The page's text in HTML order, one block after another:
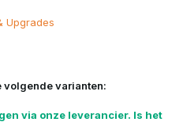
Upgrades
volgende varianten:
via onze leverancier. Is het